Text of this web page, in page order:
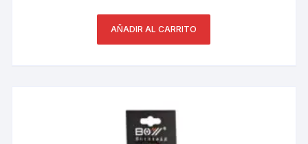
AÑADIR AL CARRITO